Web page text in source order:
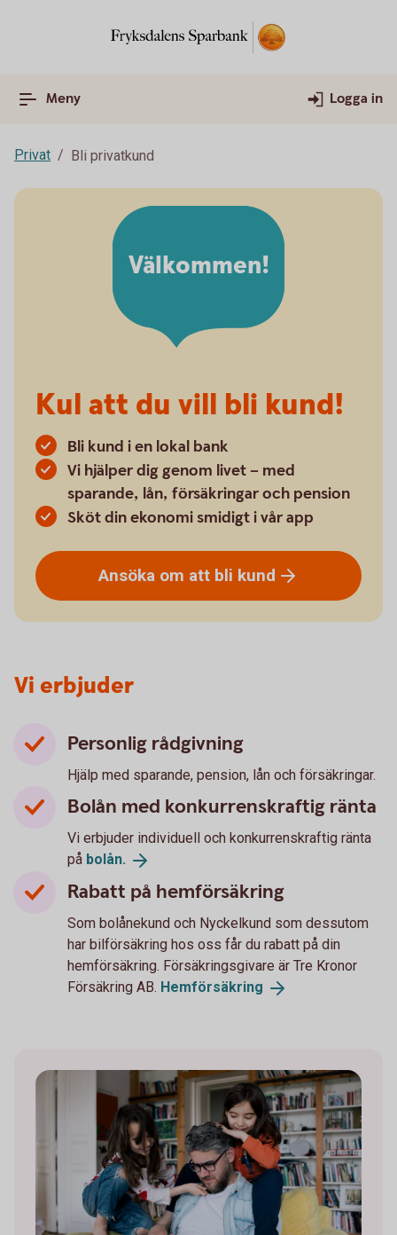
Meny Logga in
Privat Bli privatkund
Kul att du vill bli kund!
Bli kund i en lokal bank
Vi hjälper dig genom livet – med
sparande, lån, försäkringar och pension
Sköt din ekonomi smidigt i vår app
Ansöka om att bli kund
Välkommen!
Vi erbjuder
Personlig rådgivning
Hjälp med sparande, pension, lån och försäkringar.
Bolån med konkurrenskraftig ränta
Vi erbjuder individuell och konkurrenskraftig ränta
på bolån.
Rabatt på hemförsäkring
Som bolånekund och Nyckelkund som dessutom
har bilförsäkring hos oss får du rabatt på din
hemförsäkring. Försäkringsgivare är Tre Kronor
Försäkring AB. Hemförsäkring